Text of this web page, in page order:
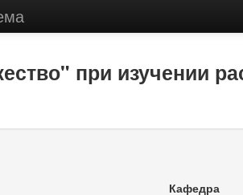
при изучении
Кафедра